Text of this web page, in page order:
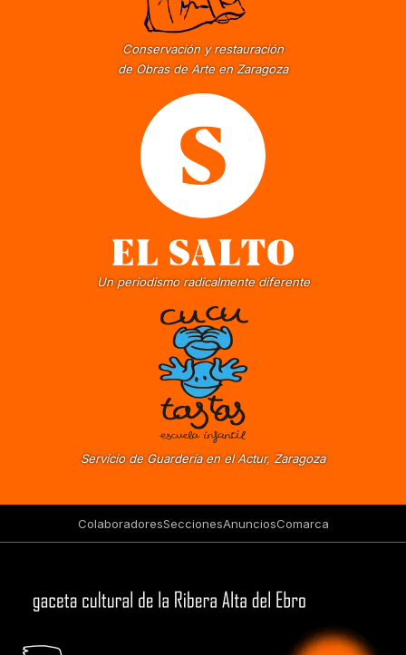
Conservación y restauración
de Obras de Arte en Zaragoza
Un periodismo radicalmente diferente
Servicio de Guardería en el Actur, Zaragoza
ColaboradoresSeccionesAnunciosComarca